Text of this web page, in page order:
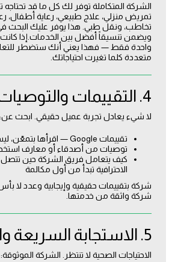
الشركة المتكاملة توفر لك كل ما قد
تمريض منزلي، علاج طبيعي، رعاية أطفال،
تخاطب، ونقل طبي. هذا يوفر عليك البحث
ويضمن تنسيقاً أفضل بين الخدمات.إذا
واحدة فقط — فهذا يعني أنك ستضطر
متعددة كلما تغيرت احتياجاتك.
4. التقييمات والتوصيات الحقيقية
لا شيء يعادل تجربة عميل حقيقي. ابحث عن:
تقييمات Google — اقرأها بتمعّن، ليس فقط النجوم
توصيات من أصدقاء أو معارف
كيف يتعامل فريق الشركة حين تتصل
الاحترافية تبدأ من أول مكالمة
شركة بتقييمات حقيقية وإيجابية وعدد لا
شركة واثقة من خدمتها.
5. الاستجابة السريعة والمرونة
الاحتياجات الصحية لا تنتظر. الشركة الموثوقة: